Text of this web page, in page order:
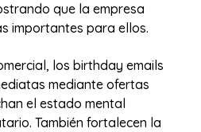
que la empresa
importantes para ellos.
los birthday emails
mediante ofertas
el estado mental
También fortalecen la